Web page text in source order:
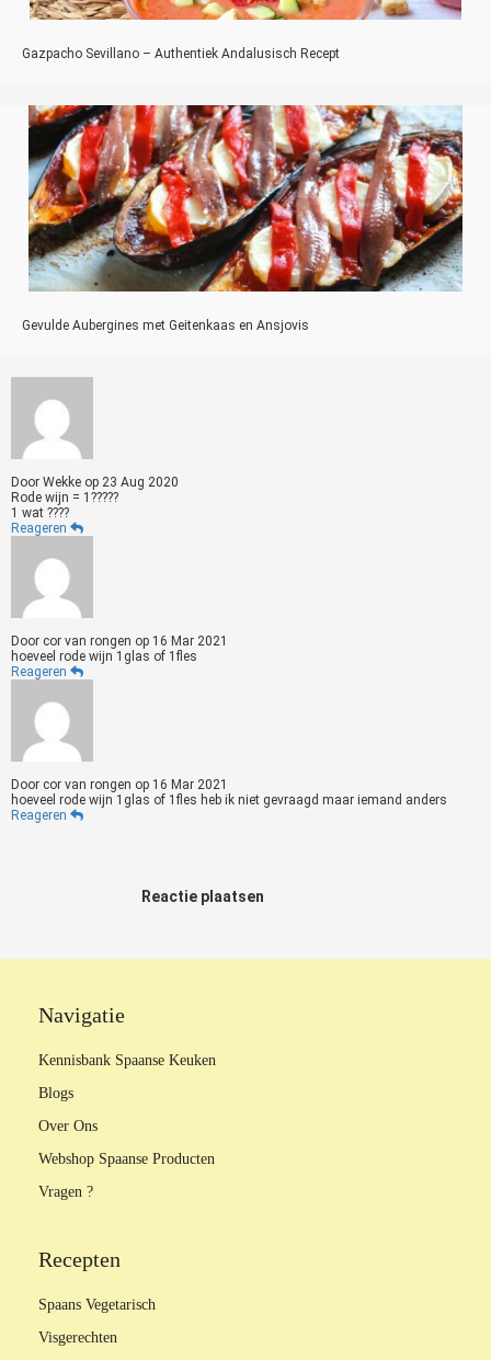
Gazpacho Sevillano – Authentiek Andalusisch Recept
Gevulde Aubergines met Geitenkaas en Ansjovis
Door Wekke op 23 Aug 2020
Rode wijn = 1?????
1 wat ????
Reageren
Door cor van rongen op 16 Mar 2021
hoeveel rode wijn 1glas of 1fles
Reageren
Door cor van rongen op 16 Mar 2021
hoeveel rode wijn 1glas of 1fles heb ik niet gevraagd maar iemand anders
Reageren
Reactie plaatsen
Navigatie
Kennisbank Spaanse Keuken
Blogs
Over Ons
Webshop Spaanse Producten
Vragen ?
Recepten
Spaans Vegetarisch
Visgerechten